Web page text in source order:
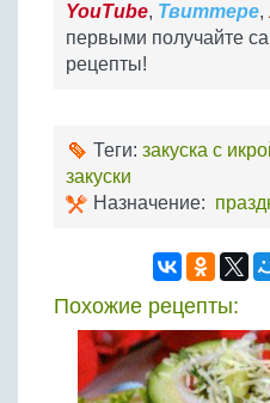
YouTube, Твиттере,
первыми получайте
рецепты!
Теги: закуска с
закуски
Назначение:
Похожие рецепты: